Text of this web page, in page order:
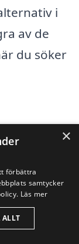
i
av de
du söker
×
förbättra
samtycker
Läs mer
ALLT